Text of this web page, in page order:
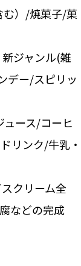
む）/焼菓子/菓
ジャンル(雑
デー/スピリッ
ース/コーヒ
リンク/牛乳・
クリーム全
などの完成